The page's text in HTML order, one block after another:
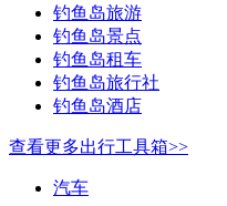
钓鱼岛旅游
钓鱼岛景点
钓鱼岛租车
钓鱼岛旅行社
钓鱼岛酒店
查看更多出行工具箱>>
汽车